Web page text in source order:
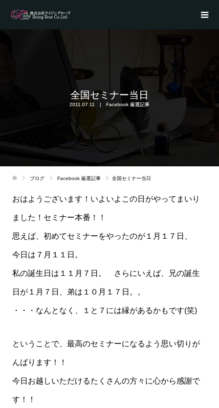
全国セミナー当日
2011.07.11 Facebook 厳選記事
ブログ Facebook 厳選記事 全国セミナー当日
おはようございます！いよいよこの日がやってまいり
ました！セミナー本番！！
思えば、初めてセミナーをやったのが１月１７日、
今日は７月１１日。
私の誕生日は１１月７日。 さらにいえば、兄の誕生
日が１月７日、弟は１０月１７日。。
・・・なんとなく、１と７には縁があるかもです(笑)
ということで、最高のセミナーになるよう思い切りが
んばります！！
今日お越しいただけるたくさんの方々に心から感謝で
す！！